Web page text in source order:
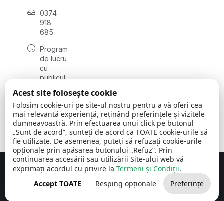
0374
918
685
Program
de lucru
cu
publicul:
08:00 -
16:30
, vineri:
08:00 -
14:00
Comuna Cerchezu © 2026Toate drepturile rezervate
Concept realizat de Big Media Relații Publice SRL
Acest site folosește cookie
Folosim cookie-uri pe site-ul nostru pentru a vă oferi cea
mai relevantă experiență, reținând preferințele și vizitele
dumneavoastră. Prin efectuarea unui click pe butonul
„Sunt de acord”, sunteți de acord ca TOATE cookie-urile să
fie utilizate. De asemenea, puteți să refuzați cookie-urile
opționale prin apăsarea butonului „Refuz”. Prin
continuarea accesării sau utilizării Site-ului web vă
exprimați acordul cu privire la Termeni și Condiții.
Accept TOATE
Resping opționale Preferințe